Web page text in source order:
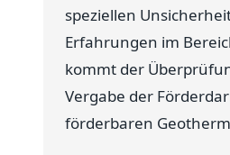
speziellen
Erfahrungen im
kommt der
Vergabe der
förderbaren